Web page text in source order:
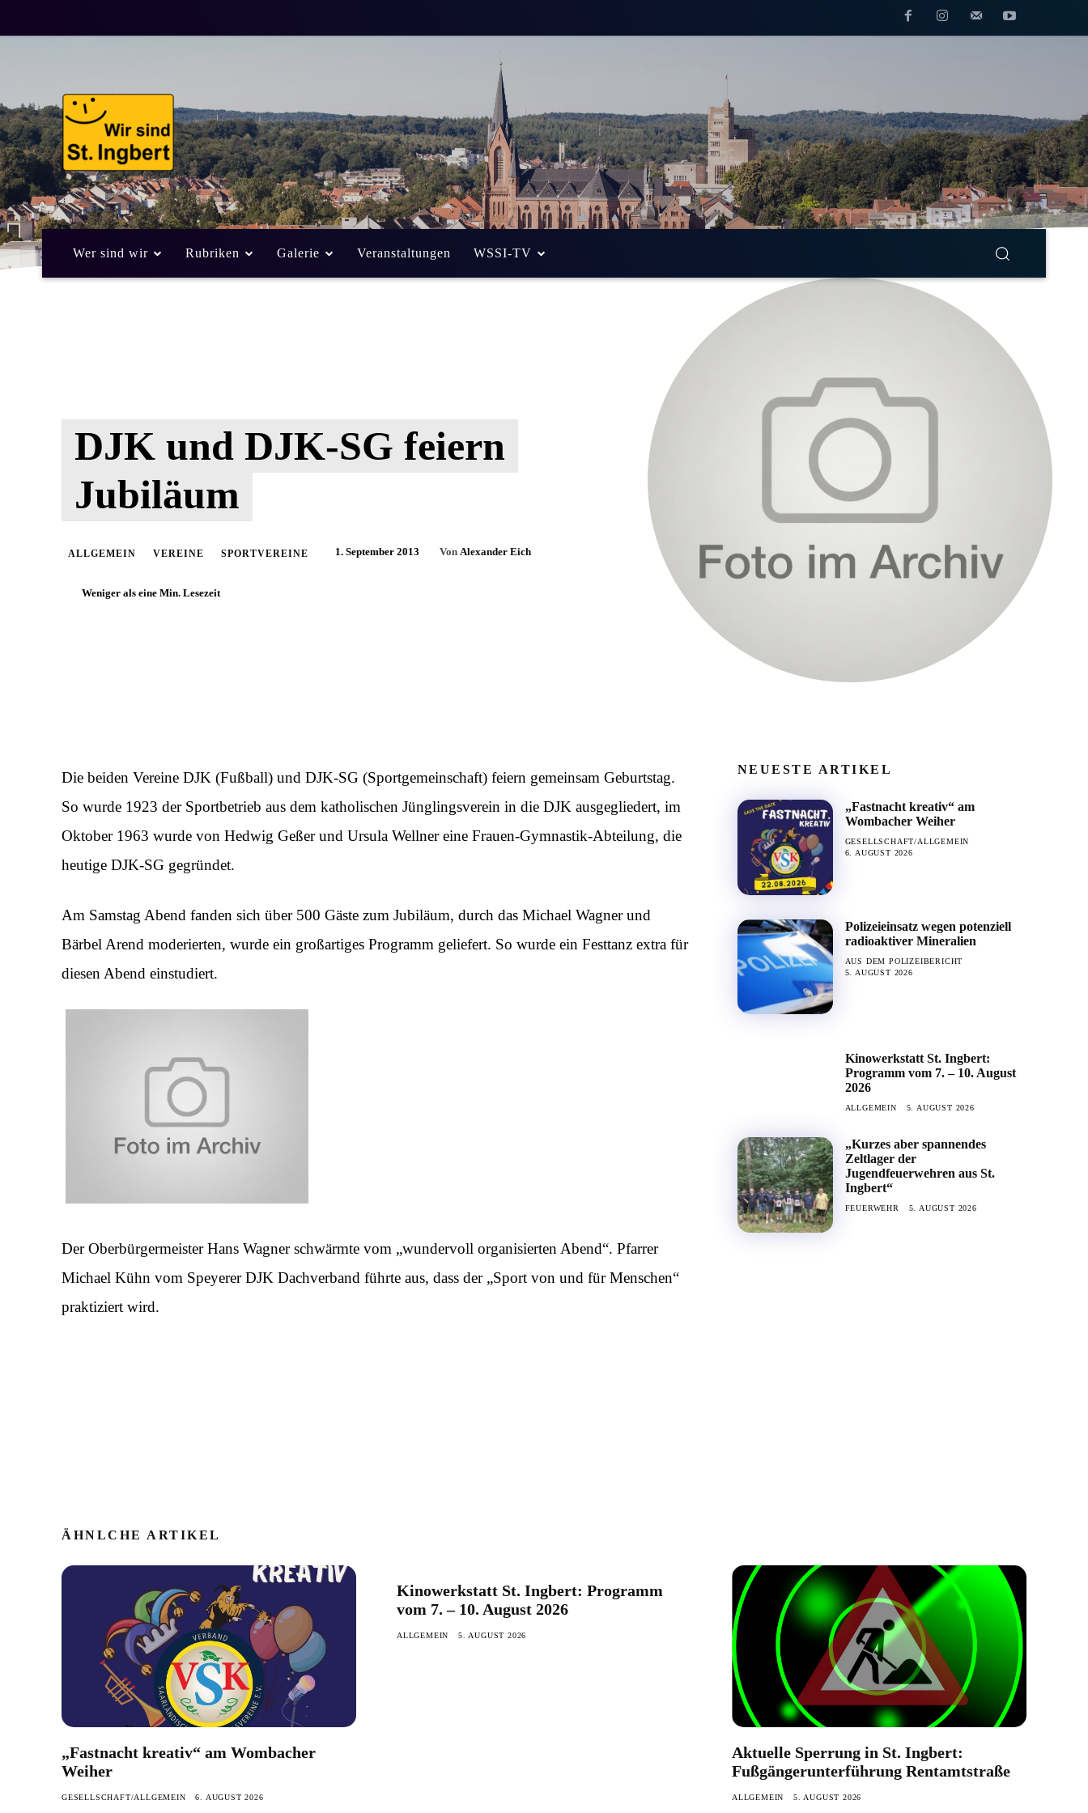
Wer sind wir Rubriken Galerie Veranstaltungen WSSI-TV
DJK und DJK-SG feiern
Jubiläum
ALLGEMEIN VEREINE SPORTVEREINE 1. September 2013 Von Alexander Eich
Weniger als eine Min. Lesezeit
Die beiden Vereine DJK (Fußball) und DJK-SG (Sportgemeinschaft) feiern gemeinsam Geburtstag.
So wurde 1923 der Sportbetrieb aus dem katholischen Jünglingsverein in die DJK ausgegliedert, im
Oktober 1963 wurde von Hedwig Geßer und Ursula Wellner eine Frauen-Gymnastik-Abteilung, die
heutige DJK-SG gegründet.
Am Samstag Abend fanden sich über 500 Gäste zum Jubiläum, durch das Michael Wagner und
Bärbel Arend moderierten, wurde ein großartiges Programm geliefert. So wurde ein Festtanz extra für
diesen Abend einstudiert.
Der Oberbürgermeister Hans Wagner schwärmte vom „wundervoll organisierten Abend“. Pfarrer
Michael Kühn vom Speyerer DJK Dachverband führte aus, dass der „Sport von und für Menschen“
praktiziert wird.
NEUESTE ARTIKEL
„Fastnacht kreativ“ am
Wombacher Weiher
GESELLSCHAFT/ALLGEMEIN
6. AUGUST 2026
Polizeieinsatz wegen potenziell
radioaktiver Mineralien
AUS DEM POLIZEIBERICHT
5. AUGUST 2026
Kinowerkstatt St. Ingbert:
Programm vom 7. – 10. August
2026
ALLGEMEIN 5. AUGUST 2026
„Kurzes aber spannendes
Zeltlager der
Jugendfeuerwehren aus St.
Ingbert“
FEUERWEHR 5. AUGUST 2026
ÄHNLCHE ARTIKEL
„Fastnacht kreativ“ am Wombacher
Weiher
GESELLSCHAFT/ALLGEMEIN 6. AUGUST 2026
Kinowerkstatt St. Ingbert: Programm
vom 7. – 10. August 2026
ALLGEMEIN 5. AUGUST 2026
Aktuelle Sperrung in St. Ingbert:
Fußgängerunterführung Rentamtstraße
ALLGEMEIN 5. AUGUST 2026